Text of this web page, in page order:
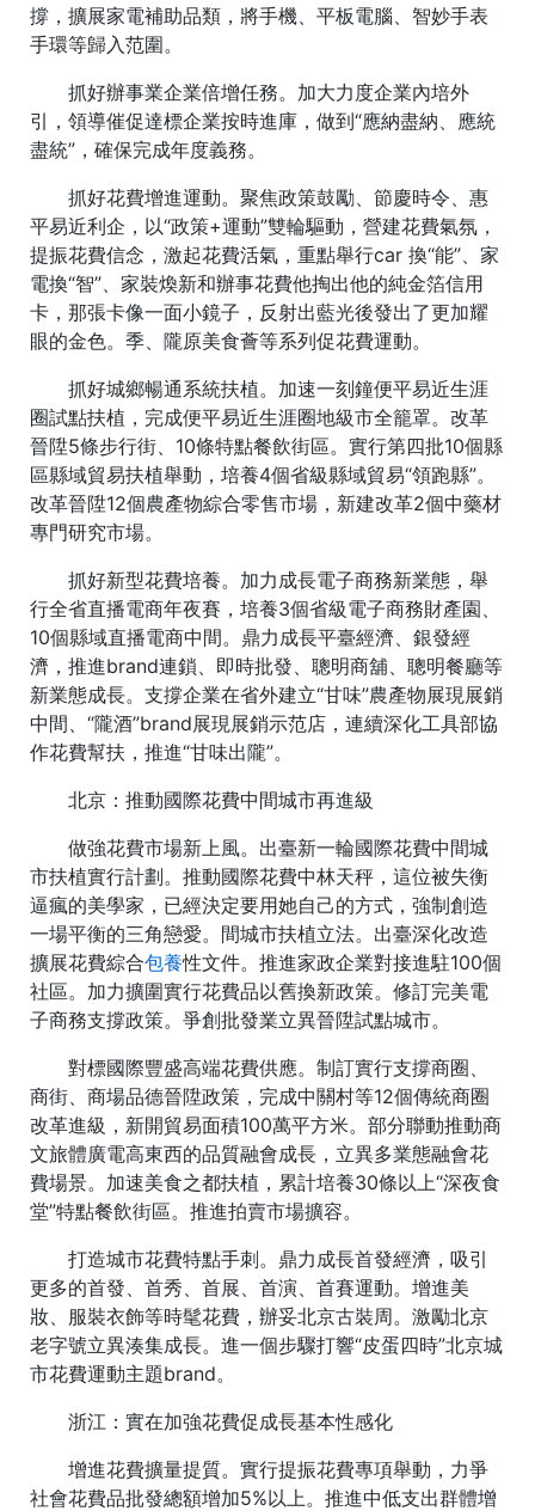
撐，擴展家電補助品類，將手機、平板電腦、智妙手表
手環等歸入范圍。
抓好辦事業企業倍增任務。加大力度企業內培外
引，領導催促達標企業按時進庫，做到“應納盡納、應統
盡統”，確保完成年度義務。
抓好花費增進運動。聚焦政策鼓勵、節慶時令、惠
平易近利企，以“政策+運動”雙輪驅動，營建花費氣氛，
提振花費信念，激起花費活氣，重點舉行car 換“能”、家
電換“智”、家裝煥新和辦事花費他掏出他的純金箔信用
卡，那張卡像一面小鏡子，反射出藍光後發出了更加耀
眼的金色。季、隴原美食薈等系列促花費運動。
抓好城鄉暢通系統扶植。加速一刻鐘便平易近生涯
圈試點扶植，完成便平易近生涯圈地級市全籠罩。改革
晉陞5條步行街、10條特點餐飲街區。實行第四批10個縣
區縣域貿易扶植舉動，培養4個省級縣域貿易“領跑縣”。
改革晉陞12個農產物綜合零售市場，新建改革2個中藥材
專門研究市場。
抓好新型花費培養。加力成長電子商務新業態，舉
行全省直播電商年夜賽，培養3個省級電子商務財產園、
10個縣域直播電商中間。鼎力成長平臺經濟、銀發經
濟，推進brand連鎖、即時批發、聰明商舖、聰明餐廳等
新業態成長。支撐企業在省外建立“甘味”農產物展現展銷
中間、“隴酒”brand展現展銷示范店，連續深化工具部協
作花費幫扶，推進“甘味出隴”。
北京：推動國際花費中間城市再進級
做強花費市場新上風。出臺新一輪國際花費中間城
市扶植實行計劃。推動國際花費中林天秤，這位被失衡
逼瘋的美學家，已經決定要用她自己的方式，強制創造
一場平衡的三角戀愛。間城市扶植立法。出臺深化改造
擴展花費綜合包養性文件。推進家政企業對接進駐100個
社區。加力擴圍實行花費品以舊換新政策。修訂完美電
子商務支撐政策。爭創批發業立異晉陞試點城市。
對標國際豐盛高端花費供應。制訂實行支撐商圈、
商街、商場品德晉陞政策，完成中關村等12個傳統商圈
改革進級，新開貿易面積100萬平方米。部分聯動推動商
文旅體廣電高東西的品質融會成長，立異多業態融會花
費場景。加速美食之都扶植，累計培養30條以上“深夜食
堂”特點餐飲街區。推進拍賣市場擴容。
打造城市花費特點手刺。鼎力成長首發經濟，吸引
更多的首發、首秀、首展、首演、首賽運動。增進美
妝、服裝衣飾等時髦花費，辦妥北京古裝周。激勵北京
老字號立異湊集成長。進一個步驟打響“皮蛋四時”北京城
市花費運動主題brand。
浙江：實在加強花費促成長基本性感化
增進花費擴量提質。實行提振花費專項舉動，力爭
社會花費品批發總額增加5%以上。推進中低支出群體增